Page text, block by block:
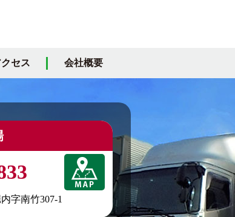
セス 会社概要
字南竹307-1